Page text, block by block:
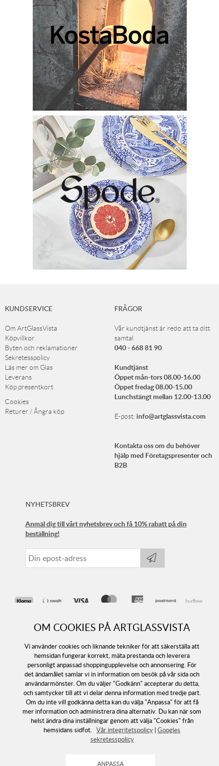
OM COOKIES PÅ ARTGLASSVISTA
Vi använder cookies och liknande tekniker för att säkerställa att
hemsidan fungerar korrekt, mäta prestanda och leverera
personligt anpassad shoppingupplevelse och annonsering. För
det ändamålet samlar vi in information om besök på vår sida och
användarmönster. Om du väljer "Godkänn" accepterar du detta,
och samtycker till att vi delar denna information med tredje part.
Om du inte vill godkänna detta kan du välja "Anpassa" för att få
mer information och administrera dina alternativ. Du kan när som
helst ändra dina inställningar genom att välja "Cookies" från
hemsidans sidfot. Vår integritetspolicy | Googles
sekretesspolicy
KUNDSERVICE
Om ArtGlassVista
Köpvillkor
Byten och reklamationer
Sekretesspolicy
Läs mer om Glas
Leverans
Köp presentkort
Cookies
Returer / Ångra köp
FRÅGOR
Vår kundtjänst är redo att ta ditt
samtal
040 - 668 81 90
Kundtjänst
Öppet mån-tors 08.00-16.00
Öppet fredag 08.00-15.00
Lunchstängt mellan 12.00-13.00
E-post:info@artglassvista.com
Kontakta oss om du behöver
hjälp med Företagspresenter och
B2B
NYHETSBREV
Anmäl dig till vårt nyhetsbrev och få 10% rabatt på din
beställning!
Följ oss